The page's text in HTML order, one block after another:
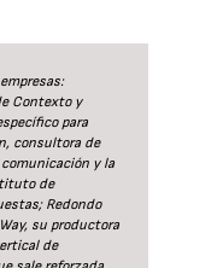
Contexto y
para
consultora de
y la
de
Redondo
su productora
de